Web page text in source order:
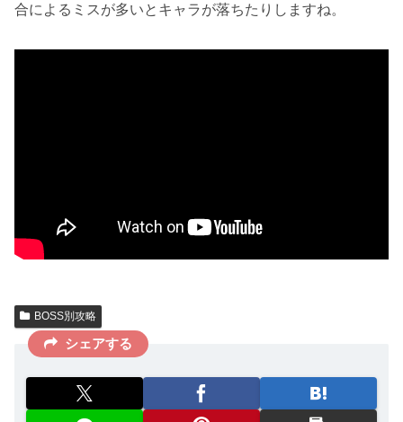
合によるミスが多いとキャラが落ちたりしますね。
BOSS別攻略
シェアする